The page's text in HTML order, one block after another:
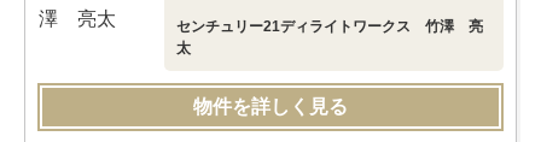
センチュリー21ディライトワークス 竹澤 亮
太
物件を詳しく見る